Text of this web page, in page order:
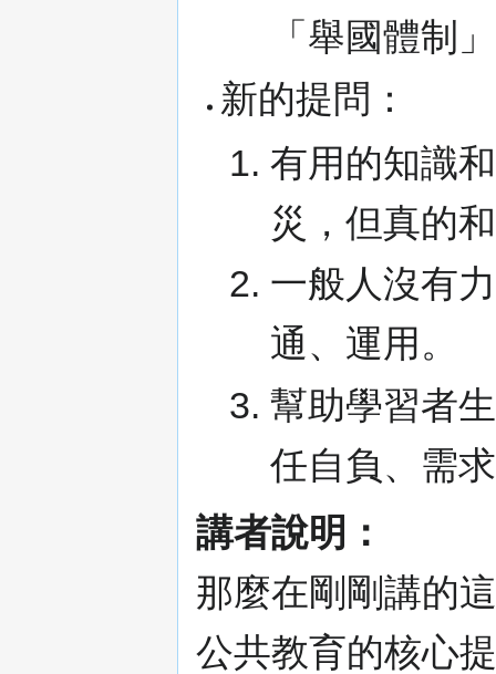
「舉國體制
新的提問：
有用的知識
災，但真的
一般人沒有
通、運用。
幫助學習者
任自負、需
講者說明：
那麼在剛剛講的
公共教育的核心